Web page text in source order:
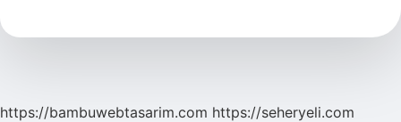
https://bambuwebtasarim.com https://seheryeli.com